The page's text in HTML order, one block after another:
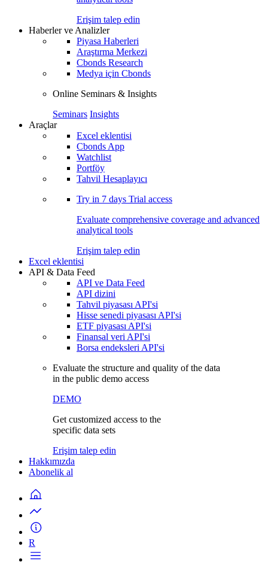
Erişim talep edin
Haberler ve Analizler
Piyasa Haberleri
Araştırma Merkezi
Cbonds Research
Medya için Cbonds
Online Seminars & Insights
Seminars Insights
Araçlar
Excel eklentisi
Cbonds App
Watchlist
Portföy
Tahvil Hesaplayıcı
Try in 7 days Trial access
Evaluate comprehensive coverage and advanced
analytical tools
Erişim talep edin
Excel eklentisi
API & Data Feed
API ve Data Feed
API dizini
Tahvil piyasası API'si
Hisse senedi piyasası API'si
ETF piyasası API'si
Finansal veri API'si
Borsa endeksleri API'si
Evaluate the structure and quality of the data
in the public demo access
DEMO
Get customized access to the
specific data sets
Erişim talep edin
Hakkımızda
Abonelik al
R